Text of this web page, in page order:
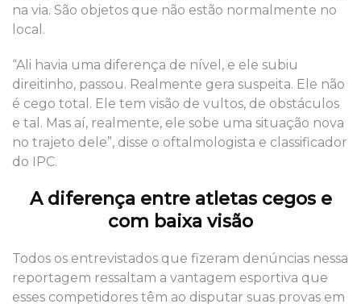
na via. São objetos que não estão normalmente no
local.
“Ali havia uma diferença de nível, e ele subiu
direitinho, passou. Realmente gera suspeita. Ele não
é cego total. Ele tem visão de vultos, de obstáculos
e tal. Mas aí, realmente, ele sobe uma situação nova
no trajeto dele”, disse o oftalmologista e classificador
do IPC.
A diferença entre atletas cegos e
com baixa visão
Todos os entrevistados que fizeram denúncias nessa
reportagem ressaltam a vantagem esportiva que
esses competidores têm ao disputar suas provas em